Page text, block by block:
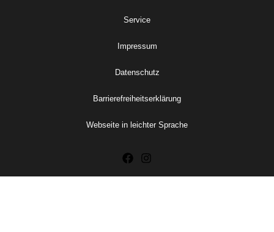
Service
Impressum
Datenschutz
Barrierefreiheitserklärung
Webseite in leichter Sprache